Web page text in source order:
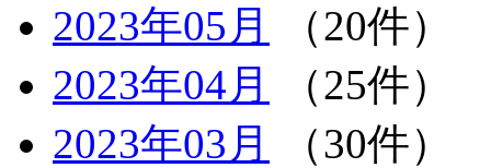
2023年05月
（20件）
2023年04月
（25件）
2023年03月
（30件）